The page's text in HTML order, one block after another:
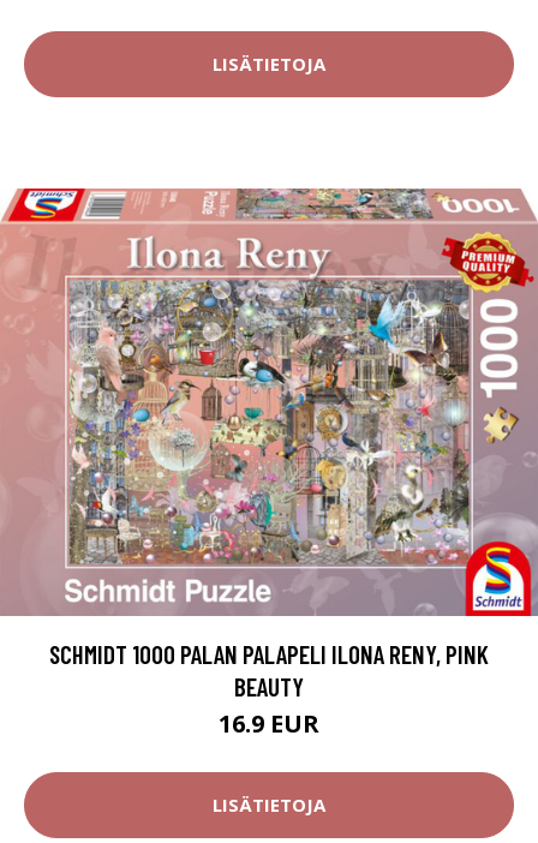
LISÄTIETOJA
SCHMIDT 1000 PALAN PALAPELI ILONA RENY, PINK
BEAUTY
16.9 EUR
LISÄTIETOJA